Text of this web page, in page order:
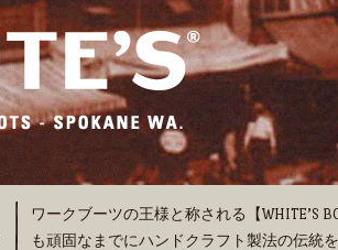
ワークブーツの王様と称される【WHITE’S
も頑固なまでにハンドクラフト製法の伝統